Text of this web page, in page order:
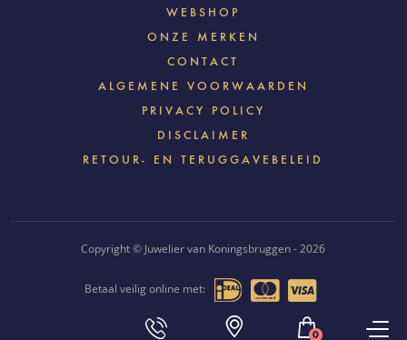
0
WEBSHOP
ONZE MERKEN
CONTACT
ALGEMENE VOORWAARDEN
PRIVACY POLICY
DISCLAIMER
RETOUR- EN TERUGGAVEBELEID
Copyright © Juwelier van Koningsbruggen - 2026
Betaal veilig online met:
Webdesign & realisatie:Loyals